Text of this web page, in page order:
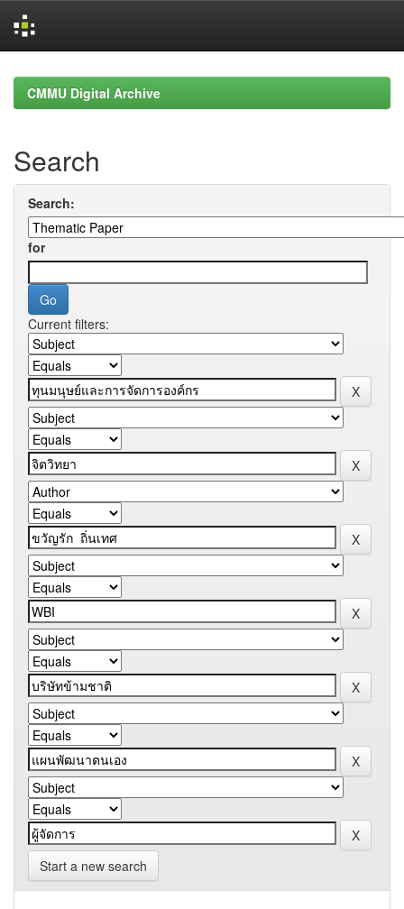
navigationCMMU Digital Archive
Search
Search:
for
Current filters:
Start a new search